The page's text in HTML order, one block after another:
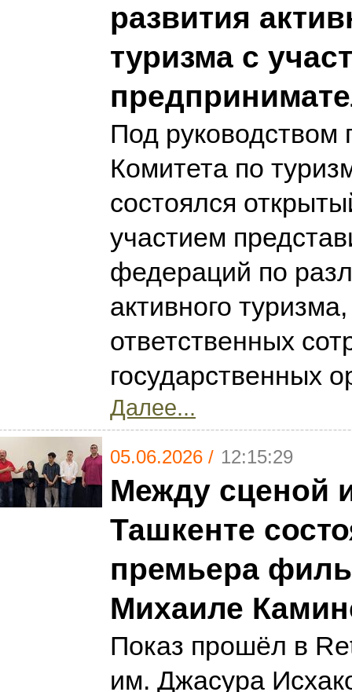
развития
туризма с
Под руководством
Комитета по
состоялся
участием
федераций по
активного
ответственных
государственных
Далее...
05.06.2026 / 12:15:29
Между сценой
Ташкенте
премьера
Михаиле
Показ прошёл в
им. Джасура